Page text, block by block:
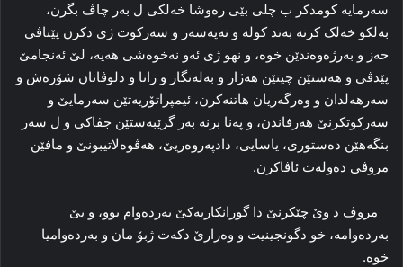
سەرمایە کومدکر ب چلی بێی رەوشا خەلکی ل بەر چاڤ بگرن،
بەلکو خەلک کرنە بەند کولە و تەپەسەر و سەرکوت ژی دکرن پێناڤی
حەز و بەرژەوەندێن خوە، و نهو ژی ئەو نەخوەشی هەیە، لێ ئەنجامێ
پێدڤی و هەستێن چینێن هەژار و بەلەنگاز و زانا و دلوڤانان شۆرەش و
سەرهەلدان و وەرگەریان هاتنەکرن، ئیمپراتۆریەتێن سەرمایێ و
سەرکوتکرنێ هەرفاندن، و پەنا برنە بەر گرێبەستێن جڤاکی و ل سەر
بنگەهێن دەستوری، یاسایی، دادپەروەریێ، هەڤوەلاتیبونێ و مافێن
مروڤی دەولەت ئاڤاکرن.
مروڤ د وێ چێکرنێ دا گورانکاریەکێ بەردەوام بوو، و یێ
بەردەوامە، خو دگونجینیت و وەرارێ دکەت ژبۆ مان و بەردەوامیا
خوە.